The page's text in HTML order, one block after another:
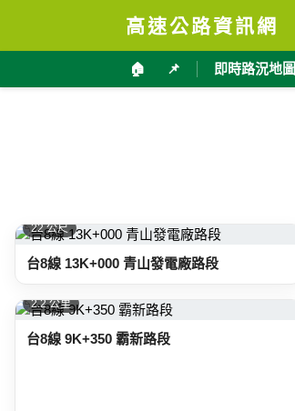
高速公路資訊網
🏠 📌 即時路況地圖
22 公尺
台8線 13K+000 青山發電廠路段
2.2 公里
台8線 9K+350 霸新路段